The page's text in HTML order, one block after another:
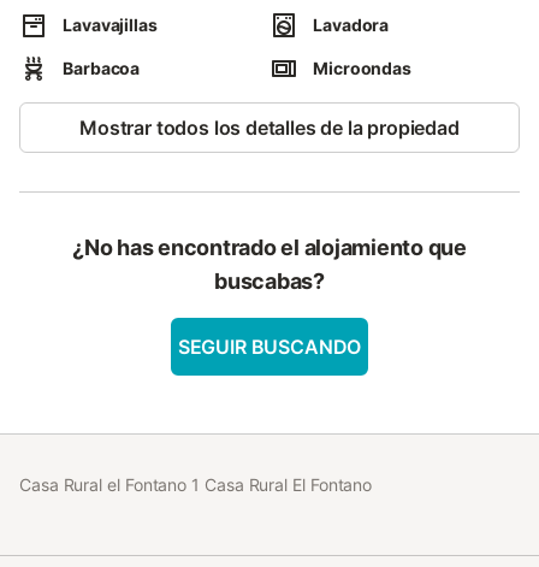
Especialmente recomendable es conocer la gastronomía de la
zona, destacando en ella sus exquisitos jamones, que te
Lavavajillas Lavadora
Barbacoa Microondas
Mostrar todos los detalles de la propiedad
¿No has encontrado el alojamiento que
buscabas?
SEGUIR BUSCANDO
Casa Rural el Fontano 1 Casa Rural El Fontano